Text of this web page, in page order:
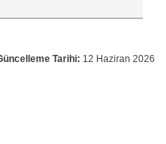
Tarihi: 12 Haziran 2026